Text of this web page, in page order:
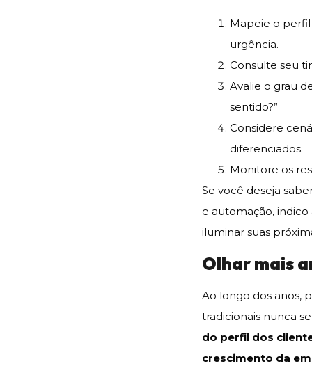
Mapeie o
urgência.
Consulte seu
Avalie o grau
sentido?”
Considere
diferenciados.
Monitore os
Se você deseja
e automação,
iluminar suas
Olhar mais
Ao longo dos anos,
tradicionais nunca
do perfil dos
crescimento da